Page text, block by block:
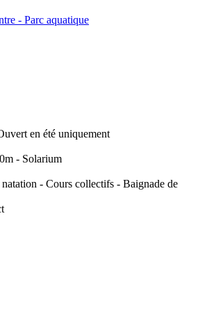
- Parc aquatique
en été uniquement
- Solarium
- Cours collectifs - Baignade de